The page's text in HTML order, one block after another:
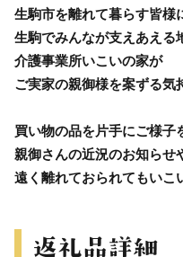
生駒市を離れて暮らす皆様
生駒でみんなが支えあえる
介護事業所いこいの家が
ご実家の親御様を案ずる気
買い物の品を片手にご様子
親御さんの近況のお知らせ
遠く離れておられてもいこ